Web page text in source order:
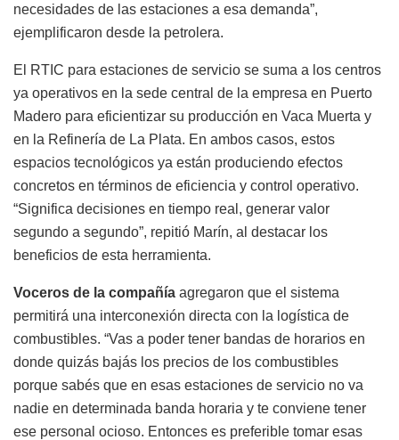
necesidades de las estaciones a esa demanda”,
ejemplificaron desde la petrolera.
El RTIC para estaciones de servicio se suma a los centros
ya operativos en la sede central de la empresa en Puerto
Madero para eficientizar su producción en Vaca Muerta y
en la Refinería de La Plata. En ambos casos, estos
espacios tecnológicos ya están produciendo efectos
concretos en términos de eficiencia y control operativo.
“Significa decisiones en tiempo real, generar valor
segundo a segundo”, repitió Marín, al destacar los
beneficios de esta herramienta.
Voceros de la compañía agregaron que el sistema
permitirá una interconexión directa con la logística de
combustibles. “Vas a poder tener bandas de horarios en
donde quizás bajás los precios de los combustibles
porque sabés que en esas estaciones de servicio no va
nadie en determinada banda horaria y te conviene tener
ese personal ocioso. Entonces es preferible tomar esas